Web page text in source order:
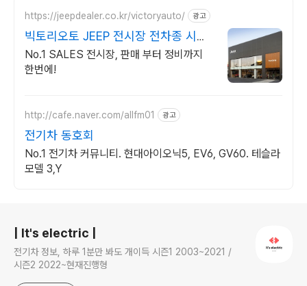
https://jeepdealer.co.kr/victoryauto/ 광고
빅토리오토 JEEP 전시장 전차종 시승
가능,친절한 상담
No.1 SALES 전시장, 판매 부터 정비까지
한번에!
http://cafe.naver.com/allfm01 광고
전기차 동호회
No.1 전기차 커뮤니티. 현대아이오닉5, EV6, GV60. 테슬라
모델 3,Y
| It's electric |
전기차 정보, 하루 1분만 봐도 개이득 시즌1 2003~2021 /
시즌2 2022~현재진행형